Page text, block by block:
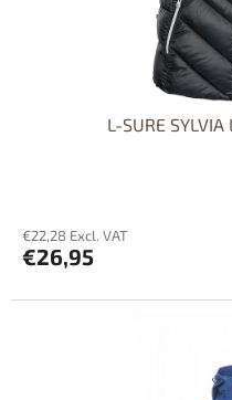
L-SURE
€22,28 Excl. VAT
€26,95